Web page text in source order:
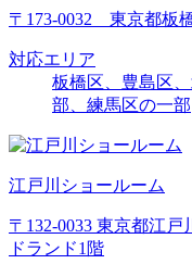
〒173-0032 東京都板
対応エリア
板橋区、豊島区
部、練馬区の一部
江戸川ショールーム
〒132-0033 東京都江
ドランド1階